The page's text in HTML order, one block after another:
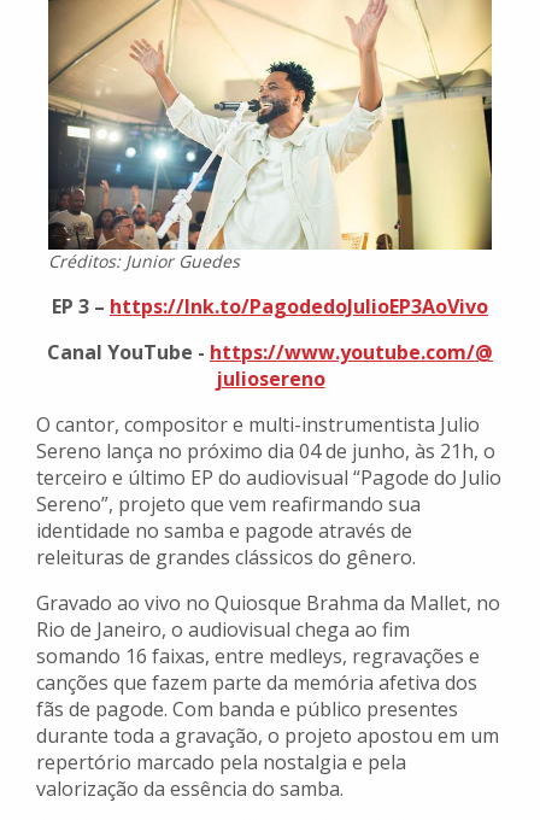
Créditos: Junior Guedes
EP 3 – https://lnk.to/PagodedoJulioEP3AoVivo
Canal YouTube - https://www.youtube.com/@
juliosereno
O cantor, compositor e multi-instrumentista Julio
Sereno lança no próximo dia 04 de junho, às 21h, o
terceiro e último EP do audiovisual “Pagode do Julio
Sereno”, projeto que vem reafirmando sua
identidade no samba e pagode através de
releituras de grandes clássicos do gênero.
Gravado ao vivo no Quiosque Brahma da Mallet, no
Rio de Janeiro, o audiovisual chega ao fim
somando 16 faixas, entre medleys, regravações e
canções que fazem parte da memória afetiva dos
fãs de pagode. Com banda e público presentes
durante toda a gravação, o projeto apostou em um
repertório marcado pela nostalgia e pela
valorização da essência do samba.